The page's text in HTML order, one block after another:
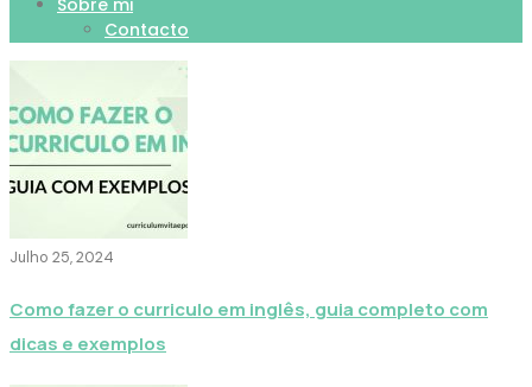
Sobre mi
Contacto
Julho 25, 2024
Como fazer o curriculo em inglês, guia completo com
dicas e exemplos